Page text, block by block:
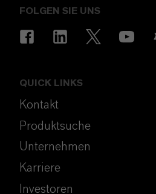
FOLGEN SIE UNS
QUICK LINKS
Kontakt
Produktsuche
Unternehmen
Karriere
Investoren